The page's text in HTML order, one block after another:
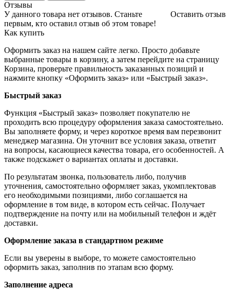
Отзывы
Оставить отзыв
У данного товара нет отзывов. Станьте
первым, кто оставил отзыв об этом товаре!
Как купить
Оформить заказ на нашем сайте легко. Просто добавьте
выбранные товары в корзину, а затем перейдите на страницу
Корзина, проверьте правильность заказанных позиций и
нажмите кнопку «Оформить заказ» или «Быстрый заказ».
Быстрый заказ
Функция «Быстрый заказ» позволяет покупателю не
проходить всю процедуру оформления заказа самостоятельно.
Вы заполняете форму, и через короткое время вам перезвонит
менеджер магазина. Он уточнит все условия заказа, ответит
на вопросы, касающиеся качества товара, его особенностей. А
также подскажет о вариантах оплаты и доставки.
По результатам звонка, пользователь либо, получив
уточнения, самостоятельно оформляет заказ, укомплектовав
его необходимыми позициями, либо соглашается на
оформление в том виде, в котором есть сейчас. Получает
подтверждение на почту или на мобильный телефон и ждёт
доставки.
Оформление заказа в стандартном режиме
Если вы уверены в выборе, то можете самостоятельно
оформить заказ, заполнив по этапам всю форму.
Заполнение адреса